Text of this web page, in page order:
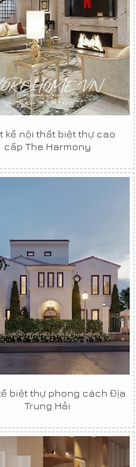
kế nội thất biệt thự cao
cấp The Harmony
biệt thự phong cách Địa
Trung Hải